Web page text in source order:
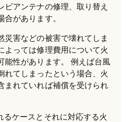
ビアンテナの修理、取り替え
合があります。
災害などの被害で壊れてしま
よっては修理費用について火
能性があります。 例えば台風
れてしまったという場合、火
まれていれば補償を受けられ
るケースとそれに対応する火